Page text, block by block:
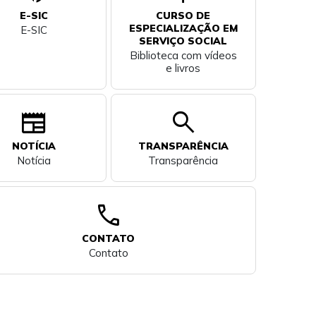
E-SIC
E-SIC
CURSO DE
ESPECIALIZAÇÃO EM
SERVIÇO SOCIAL
Biblioteca com vídeos
e livros
newspaper
NOTÍCIA
Notícia
search
TRANSPARÊNCIA
Transparência
call
CONTATO
Contato